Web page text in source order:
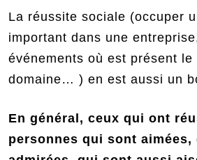
La réussite sociale (occuper
important dans une
événements où est présent
domaine… ) en est aussi un
En général, ceux qui ont
personnes qui sont aimées,